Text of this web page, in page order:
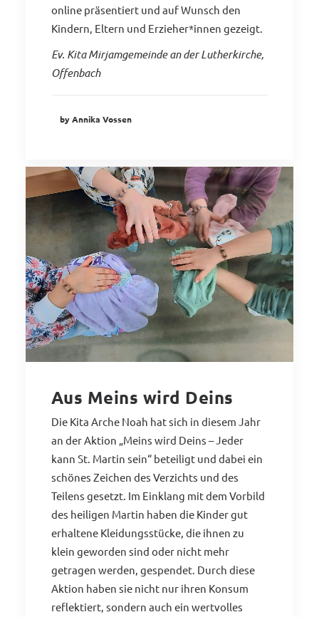
online präsentiert und auf Wunsch den
Kindern, Eltern und Erzieher*innen gezeigt.
Ev. Kita Mirjamgemeinde an der Lutherkirche,
Offenbach
by Annika Vossen
Aus Meins wird Deins
Die Kita Arche Noah hat sich in diesem Jahr
an der Aktion „Meins wird Deins – Jeder
kann St. Martin sein“ beteiligt und dabei ein
schönes Zeichen des Verzichts und des
Teilens gesetzt. Im Einklang mit dem Vorbild
des heiligen Martin haben die Kinder gut
erhaltene Kleidungsstücke, die ihnen zu
klein geworden sind oder nicht mehr
getragen werden, gespendet. Durch diese
Aktion haben sie nicht nur ihren Konsum
reflektiert, sondern auch ein wertvolles